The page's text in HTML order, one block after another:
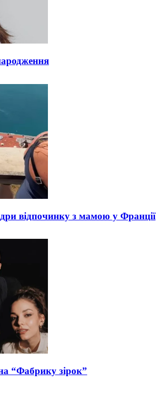
відпочинку з мамою у Франції
“Фабрику зірок”